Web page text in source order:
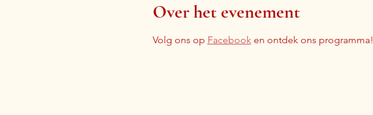
Over het evenement
Volg ons op Facebook en ontdek ons programma!